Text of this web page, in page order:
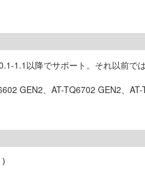
1.1以降でサポート。それ以前で
GEN2、AT-TQ6702 GEN2、
)